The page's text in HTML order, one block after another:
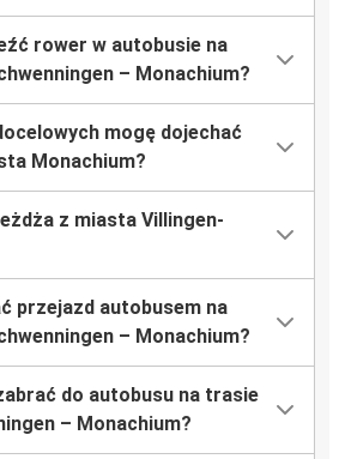
rower w autobusie na
– Monachium?
mogę dojechać
Monachium?
z miasta Villingen-
przejazd autobusem na
– Monachium?
do autobusu na trasie
– Monachium?